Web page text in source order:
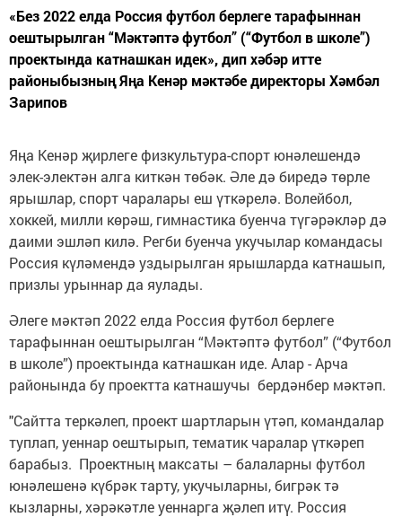
«Без 2022 елда Россия футбол берлеге тарафыннан
оештырылган “Мәктәптә футбол” (“Футбол в школе”)
проектында катнашкан идек», дип хәбәр итте
районыбызның Яңа Кенәр мәктәбе директоры Хәмбәл
Зарипов
Яңа Кенәр җирлеге физкультура-спорт юнәлешендә
элек-электән алга киткән төбәк. Әле дә биредә төрле
ярышлар, спорт чаралары еш үткәрелә. Волейбол,
хоккей, милли көрәш, гимнастика буенча түгәрәкләр дә
даими эшләп килә. Регби буенча укучылар командасы
Россия күләмендә уздырылган ярышларда катнашып,
призлы урыннар да яулады.
Әлеге мәктәп 2022 елда Россия футбол берлеге
тарафыннан оештырылган “Мәктәптә футбол” (“Футбол
в школе”) проектында катнашкан иде. Алар - Арча
районында бу проектта катнашучы бердәнбер мәктәп.
"Сайтта теркәлеп, проект шартларын үтәп, командалар
туплап, уеннар оештырып, тематик чаралар үткәреп
барабыз. Проектның максаты – балаларны футбол
юнәлешенә күбрәк тарту, укучыларны, бигрәк тә
кызларны, хәрәкәтле уеннарга җәлеп итү. Россия